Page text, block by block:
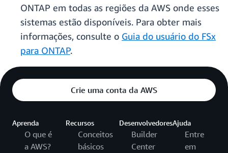
ONTAP em todas as regiões da AWS onde esses
sistemas estão disponíveis. Para obter mais
informações, consulte o Guia do usuário do FSx
para ONTAP.
Crie uma conta da AWS
Aprenda
O que é
a AWS?
Recursos
Conceitos
básicos
Desenvolvedores
Builder
Center
Ajuda
Entre
em